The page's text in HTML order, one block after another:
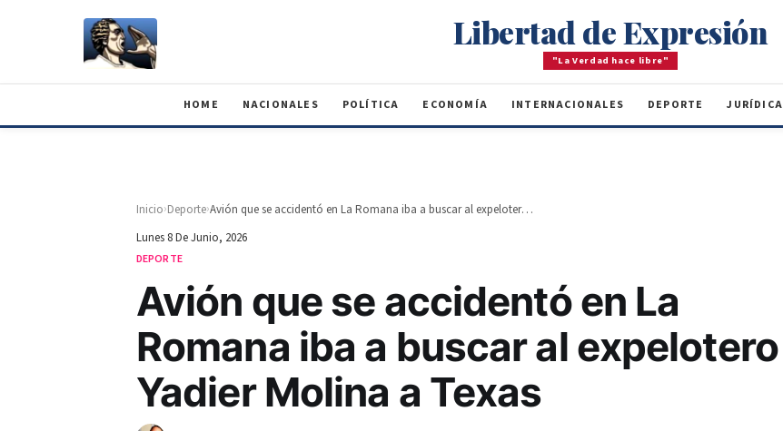
Libertad de Expresión
"La Verdad hace libre"
HOME NACIONALES POLÍTICA ECONOMÍA INTERNACIONALES DEPORTE JURÍDICA
Inicio›Deporte›
Avión que se accidentó en La Romana iba a buscar al expelotero Yadier Molina a Texas
Lunes 8 De Junio, 2026
DEPORTE
Avión que se accidentó en La
Romana iba a buscar al expelotero
Yadier Molina a Texas